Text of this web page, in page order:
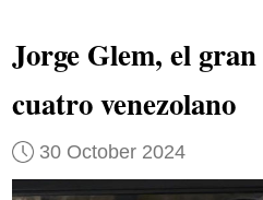
Jorge Glem, el gran
cuatro venezolano
30 October 2024